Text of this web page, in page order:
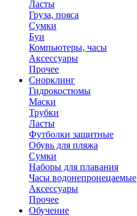
Ласты
Груза, пояса
Сумки
Буи
Компьютеры, часы
Аксессуары
Прочее
Снорклинг
Гидрокостюмы
Маски
Трубки
Ласты
Футболки защитные
Обувь для пляжа
Сумки
Наборы для плавания
Часы водонепронецаемые
Аксессуары
Прочее
Обучение